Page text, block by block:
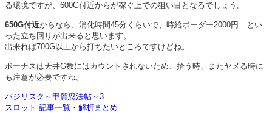
る環境ですが、600G付近からが稼ぐ上での狙い目となるでしょう。
650G付近からなら、消化時間45分くらいで、時給ボーダー2000円…とい
った立ち回りが出来ると思います。
出来れば700G以上から打ちたいところですけどね。
ボーナスは天井G数にはカウントされないため、拾う時、またヤメる時に
も注意が必要ですね。
バジリスク～甲賀忍法帖～3
スロット 記事一覧・解析まとめ